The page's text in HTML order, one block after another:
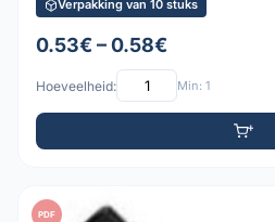
Verpakking van 10 stuks
0.53€ – 0.58€
Hoeveelheid: Min: 1
PDF